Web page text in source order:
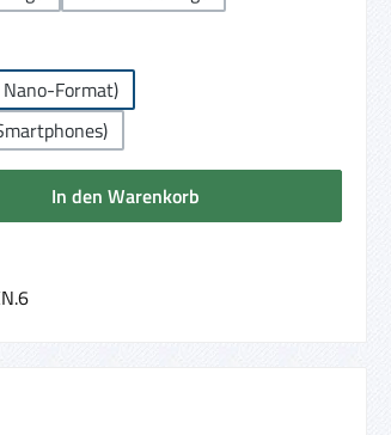
Format)
Wert ein oder benutze die Schaltflächen um die
In den Warenkorb